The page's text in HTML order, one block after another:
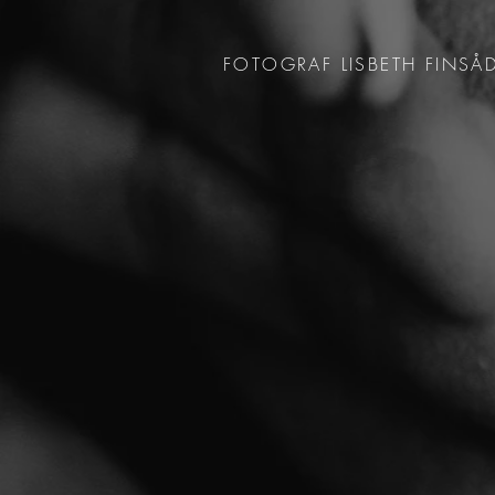
FOTOGRAF LISBETH